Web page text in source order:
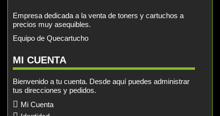
Empresa dedicada a la venta de toners y cartuchos a
precios muy asequibles.
Equipo de Quecartucho
MI CUENTA
Bienvenido a tu cuenta. Desde aquí puedes administrar
tus direcciones y pedidos.
Mi Cuenta